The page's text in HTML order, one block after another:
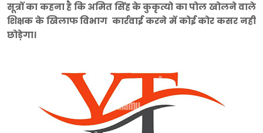
सूत्रों का कहना है कि अमित सिंह के कुकृत्यो का पोल खोलने वाले
शिक्षक के खिलाफ विभाग कार्रवाई करने में कोई कोर कसर नही
छोड़ेगा।